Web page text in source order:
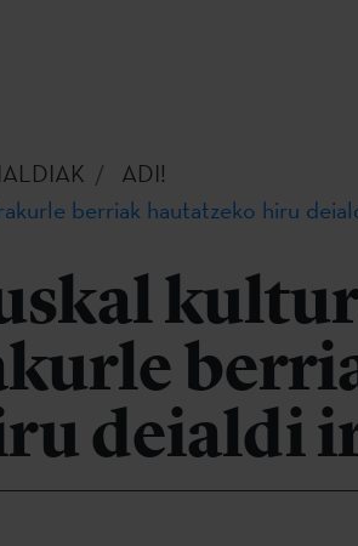
ADI!
berriak hautatzeko hiru
deialdi